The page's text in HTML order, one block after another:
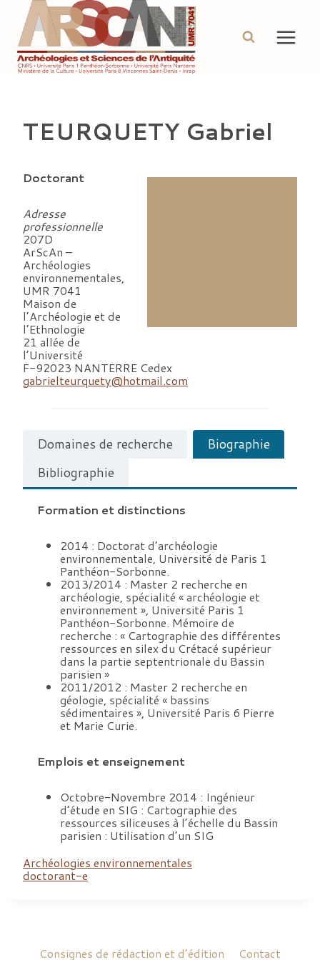
contenu
TEURQUETY Gabriel
Doctorant
Adresse
professionnelle
207D
ArScAn –
Archéologies
environnementales,
UMR 7041
Maison de
l’Archéologie et de
l’Ethnologie
21 allée de
l’Université
F-92023 NANTERRE Cedex
gabrielteurquety@hotmail.com
Domaines de recherche
Biographie
Bibliographie
Formation et distinctions
2014 : Doctorat d’archéologie
environnementale, Université de Paris 1
Panthéon-Sorbonne.
2013/2014 : Master 2 recherche en
archéologie, spécialité « archéologie et
environnement », Université Paris 1
Panthéon-Sorbonne. Mémoire de
recherche : « Cartographie des différentes
ressources en silex du Crétacé supérieur
dans la partie septentrionale du Bassin
parisien »
2011/2012 : Master 2 recherche en
géologie, spécialité « bassins
sédimentaires », Université Paris 6 Pierre
et Marie Curie.
Emplois et enseignement
Octobre-Novembre 2014 : Ingénieur
d’étude en SIG : Cartographie des
ressources siliceuses à l’échelle du Bassin
parisien : Utilisation d’un SIG
Archéologies environnementales
doctorant-e
Consignes de rédaction et d’édition Contact